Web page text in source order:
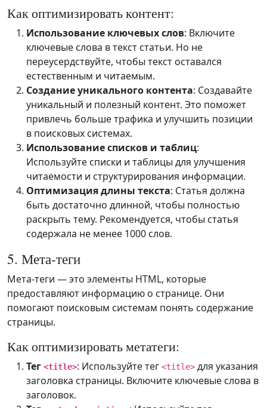
Как оптимизировать контент:
Использование ключевых слов: Включите
ключевые слова в текст статьи. Но не
переусердствуйте, чтобы текст оставался
естественным и читаемым.
Создание уникального контента: Создавайте
уникальный и полезный контент. Это поможет
привлечь больше трафика и улучшить позиции
в поисковых системах.
Использование списков и таблиц:
Используйте списки и таблицы для улучшения
читаемости и структурирования информации.
Оптимизация длины текста: Статья должна
быть достаточно длинной, чтобы полностью
раскрыть тему. Рекомендуется, чтобы статья
содержала не менее 1000 слов.
5. Мета-теги
Мета-теги — это элементы HTML, которые
предоставляют информацию о странице. Они
помогают поисковым системам понять содержание
страницы.
Как оптимизировать метатеги:
Тег <title>: Используйте тег <title> для указания
заголовка страницы. Включите ключевые слова в
заголовок.